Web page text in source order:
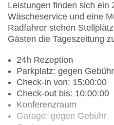
Leistungen finden sich ein
Wäscheservice und eine
Radfahrer stehen
Gästen die Tageszeitung
24h Rezeption
Parkplatz: gegen Gebühr
Check-in von: 15:00:00
Check-out bis: 10:00:00
Konferenzraum
Garage: gegen Gebühr